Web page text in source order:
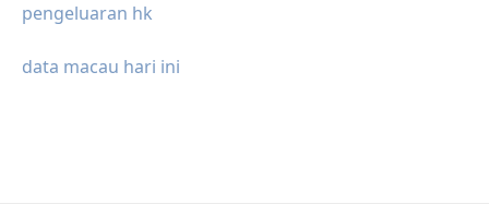
pengeluaran hk
data macau hari ini